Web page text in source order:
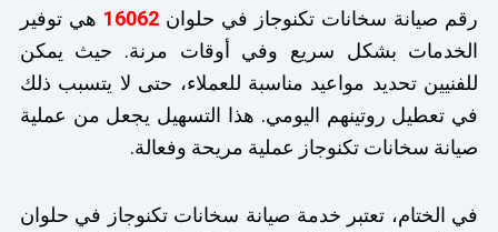
رقم صيانة سخانات تكنوجاز في حلوان16062 هي توفير
الخدمات بشكل سريع وفي أوقات مرنة. حيث يمكن
للفنيين تحديد مواعيد مناسبة للعملاء، حتى لا يتسبب ذلك
في تعطيل روتينهم اليومي. هذا التسهيل يجعل من عملية
صيانة سخانات تكنوجاز عملية مريحة وفعالة.
في الختام، تعتبر خدمة صيانة سخانات تكنوجاز في حلوان